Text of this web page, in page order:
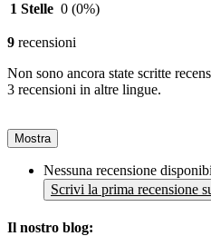
1 Stelle 0 (0%)
9 recensioni
Non sono ancora state scritte
3 recensioni in altre lingue.
Mostra
Nessuna recensione
Scrivi la prima recensione
Il nostro blog: